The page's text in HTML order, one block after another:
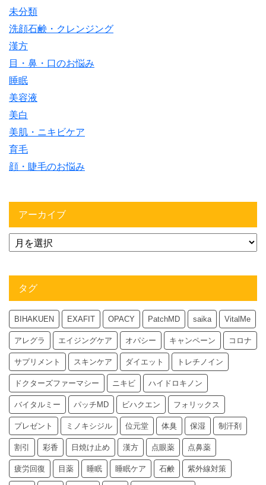
未分類
洗顔石鹸・クレンジング
漢方
目・鼻・口のお悩み
睡眠
美容液
美白
美肌・ニキビケア
育毛
顔・睫毛のお悩み
アーカイブ
タグ
BIHAKUEN EXAFIT OPACY PatchMD saika VitalMe
アレグラ エイジングケア オパシー キャンペーン コロナ
サプリメント スキンケア ダイエット トレチノイン
ドクターズファーマシー ニキビ ハイドロキノン
バイタルミー パッチMD ビハクエン フォリックス
プレゼント ミノキシジル 位元堂 体臭 保湿 制汗剤
割引 彩香 日焼け止め 漢方 点眼薬 点鼻薬
疲労回復 目薬 睡眠 睡眠ケア 石鹸 紫外線対策